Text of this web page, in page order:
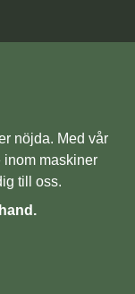
nöjda. Med vår
inom maskiner
till oss.